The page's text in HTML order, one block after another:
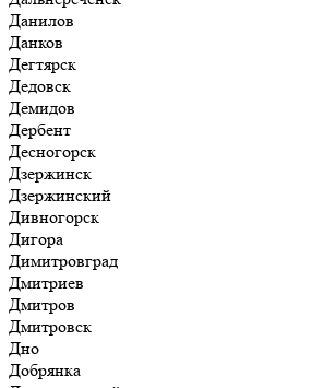
Данилов
Данков
Дегтярск
Дедовск
Демидов
Дербент
Десногорск
Дзержинск
Дзержинский
Дивногорск
Дигора
Димитровград
Дмитриев
Дмитров
Дмитровск
Дно
Добрянка